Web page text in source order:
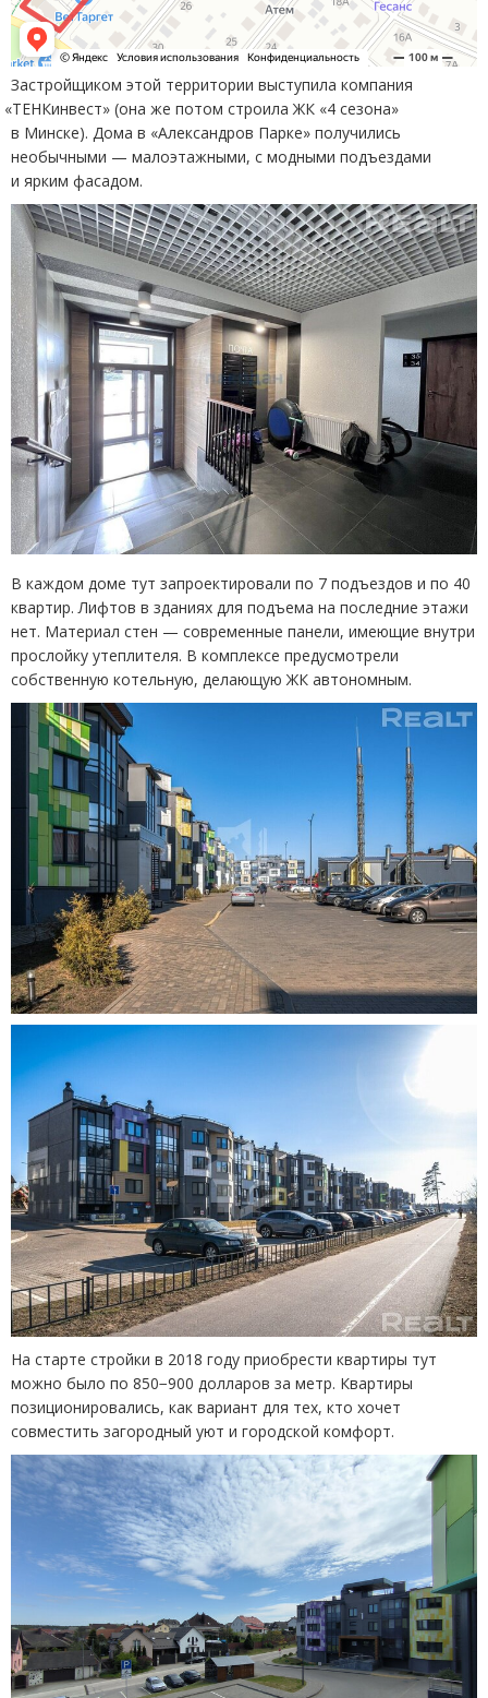
Застройщиком этой территории выступила компания
«ТЕНКинвест» (она же потом строила ЖК «4 сезона»
в Минске). Дома в «Александров Парке» получились
необычными — малоэтажными, с модными подъездами
и ярким фасадом.
В каждом доме тут запроектировали по 7 подъездов и по 40
квартир. Лифтов в зданиях для подъема на последние этажи
нет. Материал стен — современные панели, имеющие внутри
прослойку утеплителя. В комплексе предусмотрели
собственную котельную, делающую ЖК автономным.
На старте стройки в 2018 году приобрести квартиры тут
можно было по 850−900 долларов за метр. Квартиры
позиционировались, как вариант для тех, кто хочет
совместить загородный уют и городской комфорт.